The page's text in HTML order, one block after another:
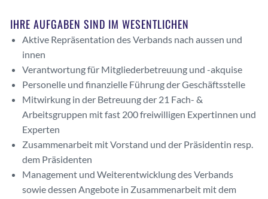
IHRE AUFGABEN SIND IM WESENTLICHEN
Aktive Repräsentation des Verbands nach aussen und
innen
Verantwortung für Mitgliederbetreuung und -akquise
Personelle und finanzielle Führung der Geschäftsstelle
Mitwirkung in der Betreuung der 21 Fach- &
Arbeitsgruppen mit fast 200 freiwilligen Expertinnen und
Experten
Zusammenarbeit mit Vorstand und der Präsidentin resp.
dem Präsidenten
Management und Weiterentwicklung des Verbands
sowie dessen Angebote in Zusammenarbeit mit dem